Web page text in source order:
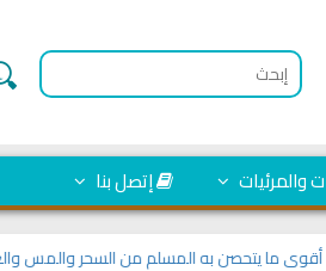
والمرئيات إتصل بنا
يتحصن به المسلم من السحر والمس والعين